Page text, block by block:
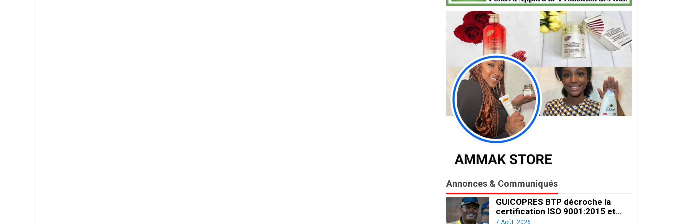
Annonces & Communiqués
GUICOPRES BTP décroche la
certification ISO 9001:2015 et…